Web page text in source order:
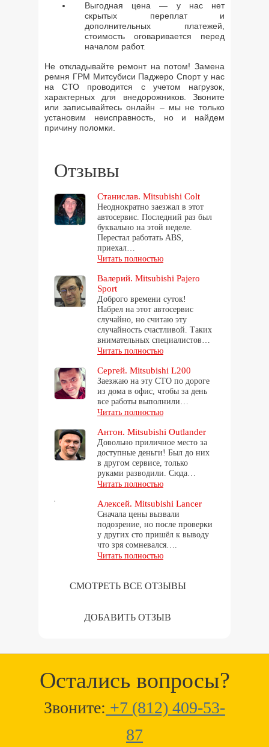
Выгодная цена — у нас нет
скрытых переплат и
дополнительных платежей,
стоимость оговаривается перед
началом работ.
Не откладывайте ремонт на потом! Замена
ремня ГРМ Митсубиси Паджеро Спорт у нас
на СТО проводится с учетом нагрузок,
характерных для внедорожников. Звоните
или записывайтесь онлайн – мы не только
установим неисправность, но и найдем
причину поломки.
Отзывы
Станислав. Mitsubishi Colt
Неоднократно заезжал в этот
автосервис. Последний раз был
буквально на этой неделе.
Перестал работать ABS,
приехал…
Читать полностью
Валерий. Mitsubishi Pajero
Sport
Доброго времени суток!
Набрел на этот автосервис
случайно, но считаю эту
случайность счастливой. Таких
внимательных специалистов…
Читать полностью
Сергей. Mitsubishi L200
Заезжаю на эту СТО по дороге
из дома в офис, чтобы за день
все работы выполнили…
Читать полностью
Антон. Mitsubishi Outlander
Довольно приличное место за
доступные деньги! Был до них
в другом сервисе, только
руками разводили. Сюда…
Читать полностью
Алексей. Mitsubishi Lancer
Сначала цены вызвали
подозрение, но после проверки
у других сто пришёл к выводу
что зря сомневался….
Читать полностью
СМОТРЕТЬ ВСЕ ОТЗЫВЫ
ДОБАВИТЬ ОТЗЫВ
Остались вопросы?
Звоните: +7 (812) 409-53-
87